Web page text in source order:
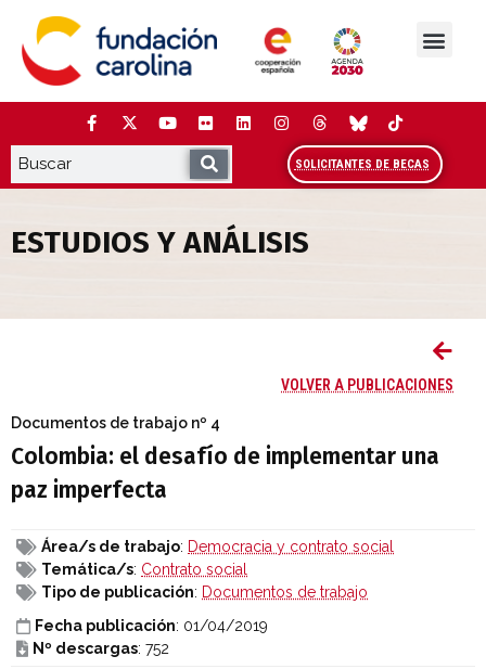
contenido
SOLICITANTES DE BECAS
ESTUDIOS Y ANÁLISIS
VOLVER A PUBLICACIONES
Documentos de trabajo nº 4
Colombia: el desafío de implementar una
paz imperfecta
Área/s de trabajo: Democracia y contrato social
Temática/s: Contrato social
Tipo de publicación: Documentos de trabajo
Fecha publicación: 01/04/2019
Nº descargas: 752